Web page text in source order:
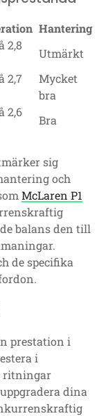
Hantering
2,8
Utmärkt
2,7
Mycket
bra
2,6
Bra
sig
och
McLaren P1
balans den till
de specifika
prestation i
i
ritningar
dina